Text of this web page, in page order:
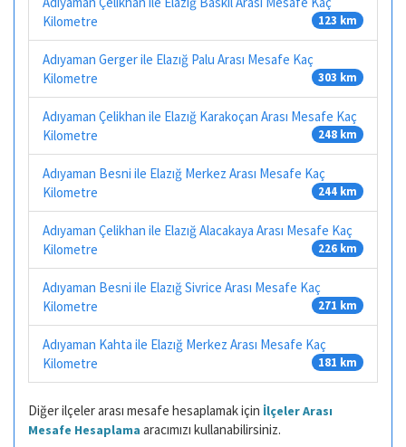
Kilometre
123 km
Adıyaman Gerger ile Elazığ Palu Arası Mesafe Kaç
Kilometre
303 km
Adıyaman Çelikhan ile Elazığ Karakoçan Arası Mesafe Kaç
Kilometre
248 km
Adıyaman Besni ile Elazığ Merkez Arası Mesafe Kaç
Kilometre
244 km
Adıyaman Çelikhan ile Elazığ Alacakaya Arası Mesafe Kaç
Kilometre
226 km
Adıyaman Besni ile Elazığ Sivrice Arası Mesafe Kaç
Kilometre
271 km
Adıyaman Kahta ile Elazığ Merkez Arası Mesafe Kaç
Kilometre
181 km
Diğer ilçeler arası mesafe hesaplamak için İlçeler Arası
Mesafe Hesaplama aracımızı kullanabilirsiniz.